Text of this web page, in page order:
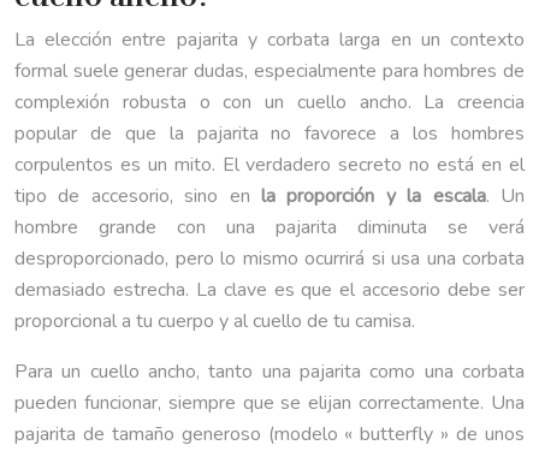
La elección entre pajarita y corbata larga en un contexto
formal suele generar dudas, especialmente para hombres de
complexión robusta o con un cuello ancho. La creencia
popular de que la pajarita no favorece a los hombres
corpulentos es un mito. El verdadero secreto no está en el
tipo de accesorio, sino en la proporción y la escala. Un
hombre grande con una pajarita diminuta se verá
desproporcionado, pero lo mismo ocurrirá si usa una corbata
demasiado estrecha. La clave es que el accesorio debe ser
proporcional a tu cuerpo y al cuello de tu camisa.
Para un cuello ancho, tanto una pajarita como una corbata
pueden funcionar, siempre que se elijan correctamente. Una
pajarita de tamaño generoso (modelo « butterfly » de unos